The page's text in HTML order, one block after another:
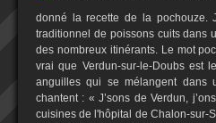
donné la recette de la pochouze.
traditionnel de poissons cuits dans
des nombreux itinérants. Le mot
vrai que Verdun-sur-le-Doubs est
anguilles qui se mélangent dans
chantent : « J’sons de Verdun,
cuisines de l'hôpital de Chalon-sur-